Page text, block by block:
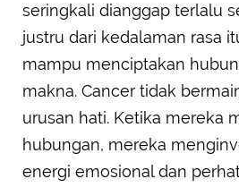
seringkali dianggap terlalu
justru dari kedalaman rasa
mampu menciptakan
makna. Cancer tidak
urusan hati. Ketika mereka
hubungan, mereka
energi emosional dan